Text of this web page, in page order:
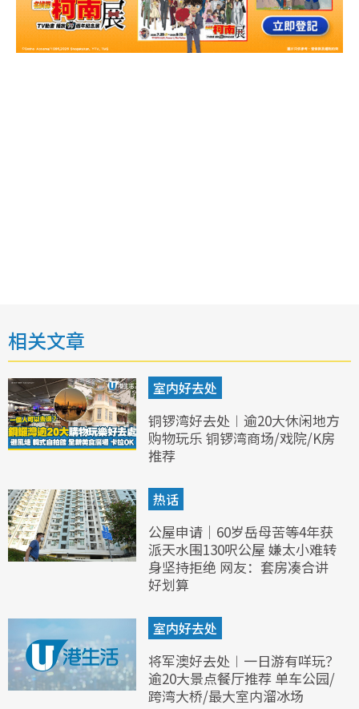
相关文章
室内好去处
铜锣湾好去处︱逾20大休闲地方
购物玩乐 铜锣湾商场/戏院/K房
推荐
热话
公屋申请｜60岁岳母苦等4年获
派天水围130呎公屋 嫌太小难转
身坚持拒绝 网友：套房凑合讲
好划算
室内好去处
将军澳好去处︱一日游有咩玩？
逾20大景点餐厅推荐 单车公园/
跨湾大桥/最大室内溜冰场